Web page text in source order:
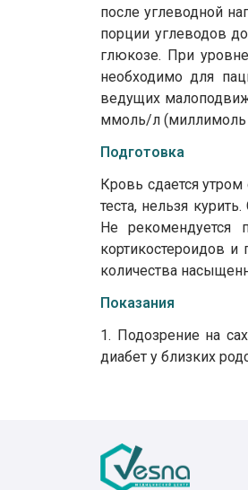
после углеводной
порции углеводов
глюкозе. При
необходимо для
ведущих
ммоль/л (миллимоль
Подготовка
Кровь сдается
теста, нельзя
Не рекомендуется
кортикостероидов
количества
Показания
1. Подозрение на
диабет у близких